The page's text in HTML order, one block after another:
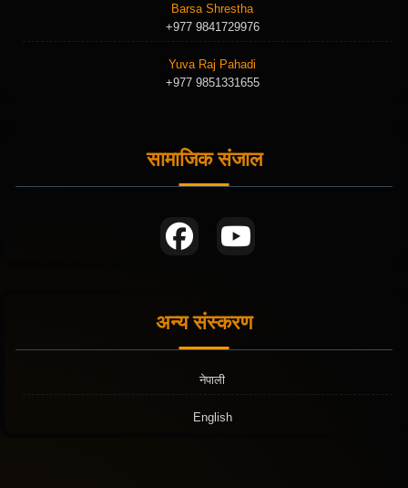
Barsa Shrestha
+977 9841729976
Yuva Raj Pahadi
+977 9851331655
सामाजिक संजाल
अन्य संस्करण
नेपाली
English